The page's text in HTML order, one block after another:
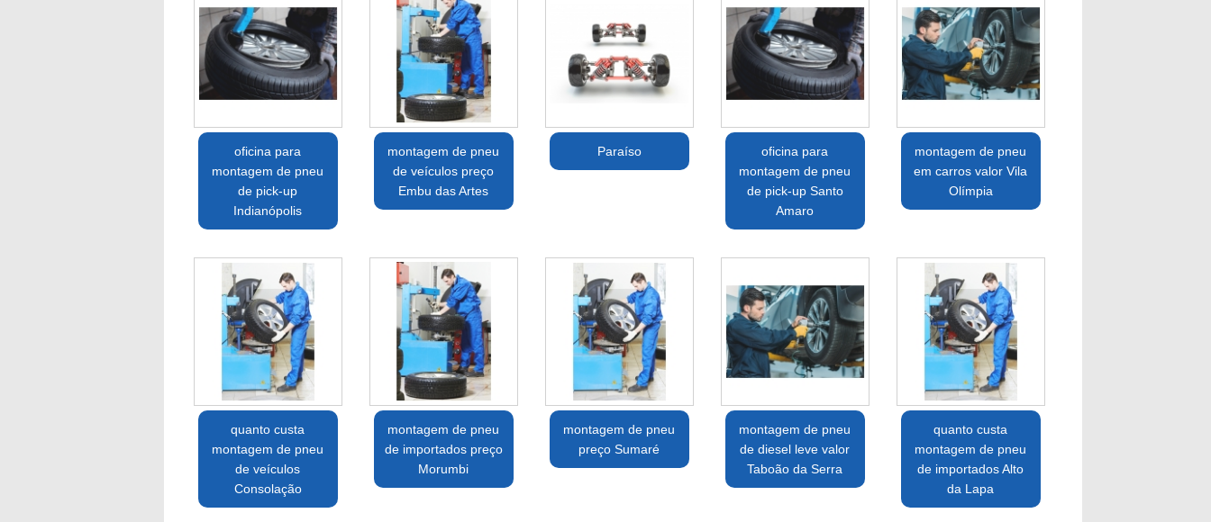
oficina para
montagem de pneu
de pick-up
Indianópolis
montagem de pneu
de veículos preço
Embu das Artes
Paraíso
oficina para
montagem de pneu
de pick-up Santo
Amaro
montagem de pneu
em carros valor Vila
Olímpia
quanto custa
montagem de pneu
de veículos
Consolação
montagem de pneu
de importados preço
Morumbi
montagem de pneu
preço Sumaré
montagem de pneu
de diesel leve valor
Taboão da Serra
quanto custa
montagem de pneu
de importados Alto
da Lapa